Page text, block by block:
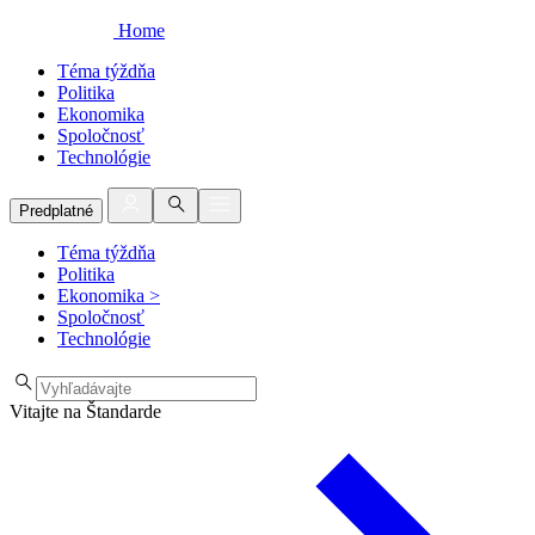
Home
Téma týždňa
Politika
Ekonomika
Spoločnosť
Technológie
Predplatné
Téma týždňa
Politika
Ekonomika >
Spoločnosť
Technológie
Vitajte na Štandarde